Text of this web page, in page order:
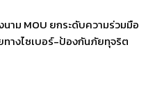
าม MOU ยกระดับความร่วมมือ
างไซเบอร์-ป้องกันภัยทุจริต